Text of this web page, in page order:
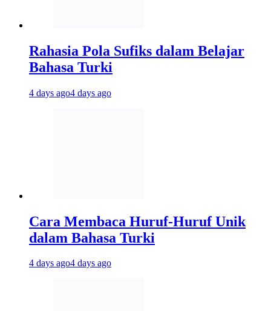
Rahasia Pola Sufiks dalam Belajar
Bahasa Turki
4 days ago4 days ago
Cara Membaca Huruf-Huruf Unik
dalam Bahasa Turki
4 days ago4 days ago